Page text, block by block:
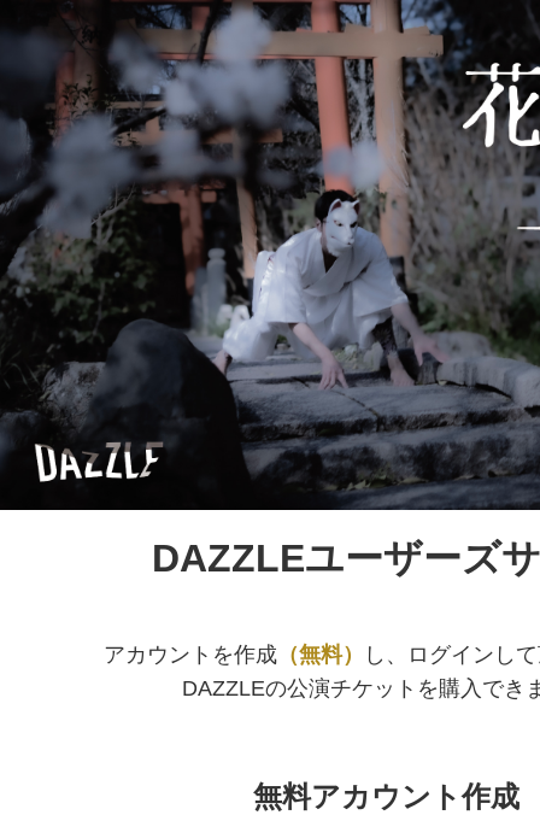
DAZZLEユーザーズ
アカウントを作成 （無料）
し、ログインし
DAZZLEの公演チケットを購入でき
無料アカウント作成